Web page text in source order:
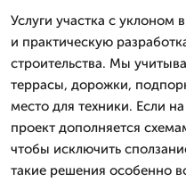
Услуги участка с уклоном
и практическую
строительства. Мы
террасы, дорожки,
место для техники. Если
проект дополняется
чтобы исключить
такие решения особенно